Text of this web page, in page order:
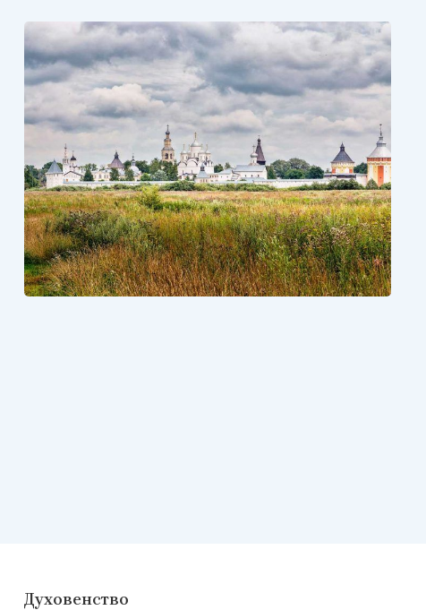
Духовенство